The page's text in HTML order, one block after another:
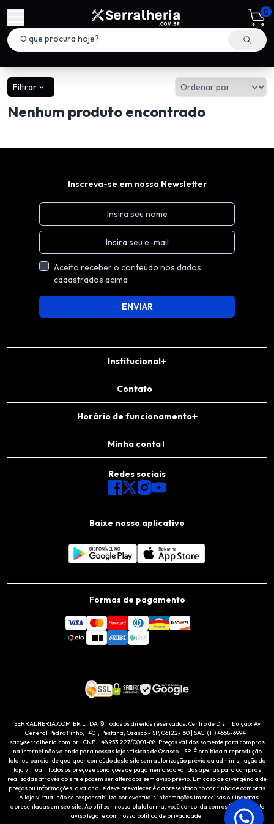
0
Filtrar
Nenhum produto encontrado
Institucional
Contato
Horário de funcionamento
Minha conta
Baixe nosso aplicativo
Redes sociais
Inscreva-se em nossa Newsletter
Aceito receber o conteúdo nos dados
cadastrados acima
ENVIAR
Formas de pagamento
SERRALHERIA.COM.BR LTDA © Todos os direitos reservados. Centro de Distribuição: Av
General Pedro Pinho, 1401, Pestana, Osasco - SP, 06122-160 | SAC: (11) 4558-6994 |
sac@serralheria.com.br | CNPJ: 48.953.227/0001-88. Preços válidos somente para compras
na internet não valendo para nossas lojas físicas de Osasco - SP. É proibida a reprodução
total ou parcial de qualquer conteúdo deste site sem autorização prévia da administração da
loja virtual. Todos os preços e condições de pagamento são válidos apenas para compras
realizadas através do site e podem ser alterados sem aviso prévio. Em caso de divergência de
preços ou informações, o valor que deve prevalecer é o apresentado no carrinho de compras
. A loja virtual não se responsabiliza por eventuais informações imprecisas ou inexatas
apresentadas em seu site. Ao utilizar nossa plataforma, você concorda com os termos deste
aviso legal e com nossa política de privacidade.